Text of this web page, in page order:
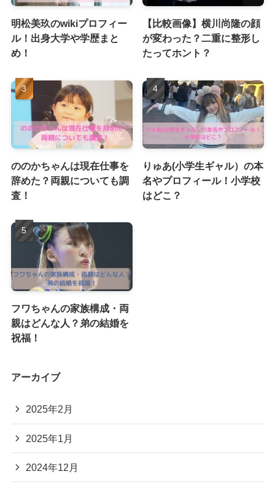
明松美玖のwikiプロフィー
ル！出身大学や学歴まと
め！
【比較画像】横川尚隆の顔
が変わった？二重に整形し
たってホント？
ののかちゃんは現在仕事を
辞めた？両親についても調
査！
りゅあ(小学生ギャル）の本
名やプロフィール！小学校
はどこ？
フワちゃんの家族構成・両
親はどんな人？弟の結婚を
祝福！
アーカイブ
2025年2月
2025年1月
2024年12月